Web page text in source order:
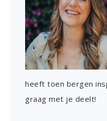
heeft toen bergen
graag met je deelt!